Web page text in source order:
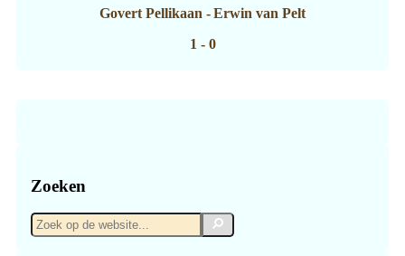
Govert Pellikaan - Erwin van Pelt
1 - 0
Zoeken
Zoek
op
Zoek